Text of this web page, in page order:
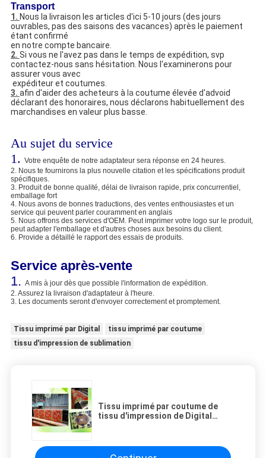
Transport
1. Nous la livraison les articles d'ici 5-10 jours (des jours
ouvrables, pas des saisons des vacances) après le paiement
étant confirmé
en notre compte bancaire.
2. Si vous ne l'avez pas dans le temps de expédition, svp
contactez-nous sans hésitation. Nous l'examinerons pour
assurer vous avec
expéditeur et coutumes.
3. afin d'aider des acheteurs à la coutume élevée d'advoid
déclarant des honoraires, nous déclarons habituellement des
marchandises en valeur plus basse.
Au sujet du service
1. Votre enquête de notre adaptateur sera réponse en 24 heures.
2. Nous te fournirons la plus nouvelle citation et les spécifications produit
spécifiques.
3. Produit de bonne qualité, délai de livraison rapide, prix concurrentiel,
emballage fort
4. Nous avons de bonnes traductions, des ventes enthousiastes et un
service qui peuvent parler couramment en anglais
5. Nous offrons des services d'OEM. Peut imprimer votre logo sur le produit,
peut adapter l'emballage et d'autres choses aux besoins du client.
6. Provide a détaillé le rapport des essais de produits.
Service après-vente
1. A mis à jour dès que possible l'information de expédition.
2. Assurez la livraison d'adaptateur à l'heure.
3. Les documents seront d'envoyer correctement et promptement.
Tissu imprimé par Digital
tissu imprimé par coutume
tissu d'impression de sublimation
Tissu imprimé par coutume de
tissu d'impression de Digital